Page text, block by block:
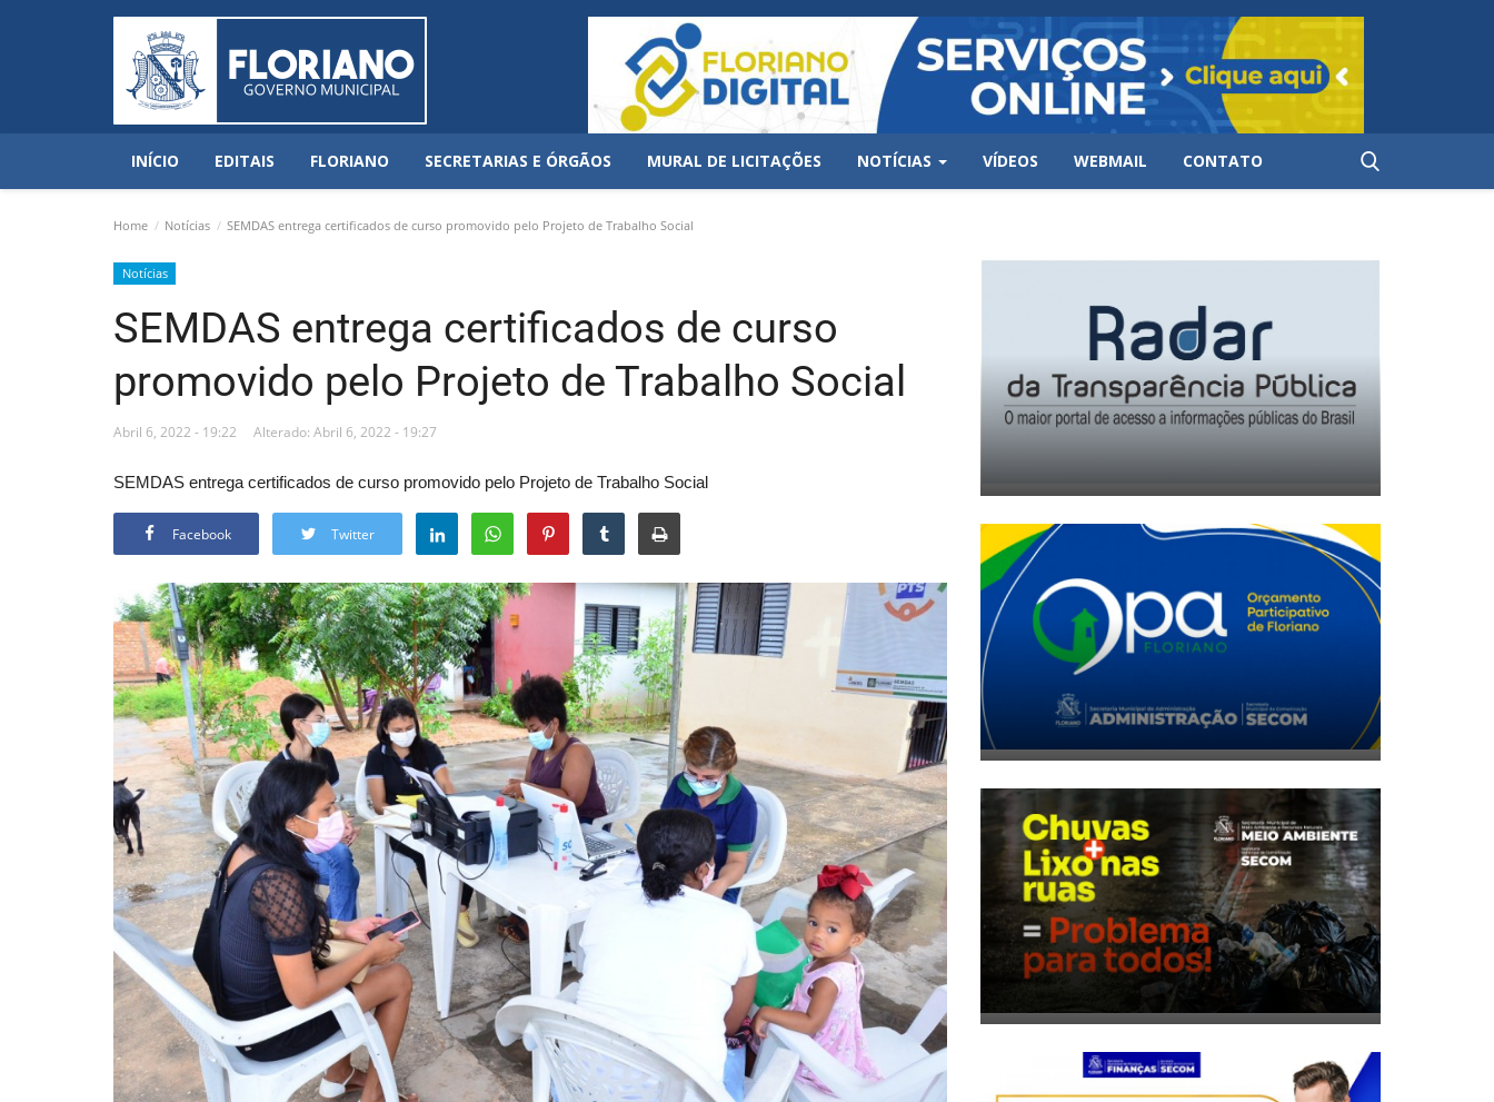
INÍCIO EDITAIS FLORIANO SECRETARIAS E ÓRGÃOS MURAL DE LICITAÇÕES NOTÍCIAS VÍDEOS WEBMAIL CONTATO
Home Notícias SEMDAS entrega certificados de curso promovido pelo Projeto de Trabalho Social
Notícias
SEMDAS entrega certificados de curso
promovido pelo Projeto de Trabalho Social
Abril 6, 2022 - 19:22 Alterado: Abril 6, 2022 - 19:27
SEMDAS entrega certificados de curso promovido pelo Projeto de Trabalho Social
Facebook Twitter